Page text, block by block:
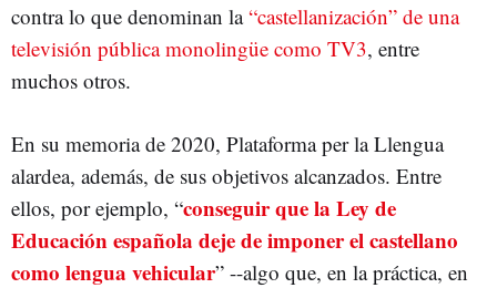
contra lo que denominan la“castellanización” de una
televisión pública monolingüe como TV3, entre
muchos otros.
En su memoria de 2020, Plataforma per la Llengua
alardea, además, de sus objetivos alcanzados. Entre
ellos, por ejemplo, “conseguir que la Ley de
Educación española deje de imponer el castellano
como lengua vehicular” --algo que, en la práctica, en